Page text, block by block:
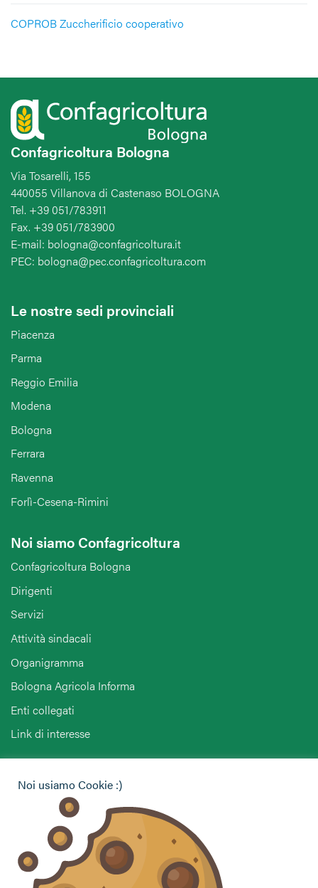
COPROB Zuccherificio cooperativo
Confagricoltura Bologna
Via Tosarelli, 155
440055 Villanova di Castenaso BOLOGNA
Tel. +39 051/783911
Fax. +39 051/783900
E-mail: bologna@confagricoltura.it
PEC: bologna@pec.confagricoltura.com
Le nostre sedi provinciali
Piacenza
Parma
Reggio Emilia
Modena
Bologna
Ferrara
Ravenna
Forlì-Cesena-Rimini
Noi siamo Confagricoltura
Confagricoltura Bologna
Dirigenti
Servizi
Attività sindacali
Organigramma
Bologna Agricola Informa
Enti collegati
Link di interesse
Vuoi contattarci per ricevere assistenza, lasciare un
commento o chiedere informazioni?
CONTATTACI
Noi usiamo Cookie :)